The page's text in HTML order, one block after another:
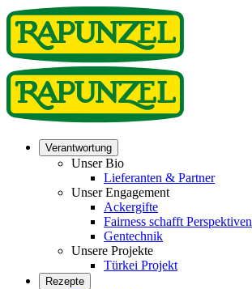
Verantwortung
Unser Bio
Lieferanten & Partner
Unser Engagement
Ackergifte
Fairness schafft Perspektiven
Gentechnik
Unsere Projekte
Türkei Projekt
Rezepte